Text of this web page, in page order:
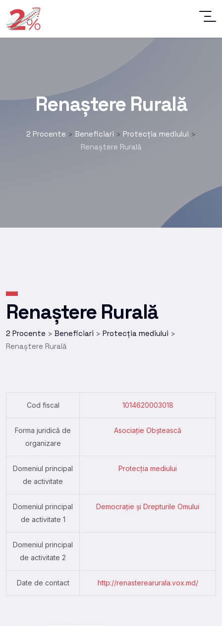
Renaștere Rurală
2 Procente > Beneficiari > Protecția mediului >
Renaștere Rurală
Renaștere Rurală
2 Procente > Beneficiari > Protecția mediului >
Renaștere Rurală
Cod fiscal 1014620003018
Forma juridică de
organizare
Asociație Obștească
Domeniul principal
de activitate
Protecția mediului
Domeniul principal
de activitate 1
Democrație și Drepturile Omului
Domeniul principal
de activitate 2
Date de contact http://renasterearurala.vox.md/